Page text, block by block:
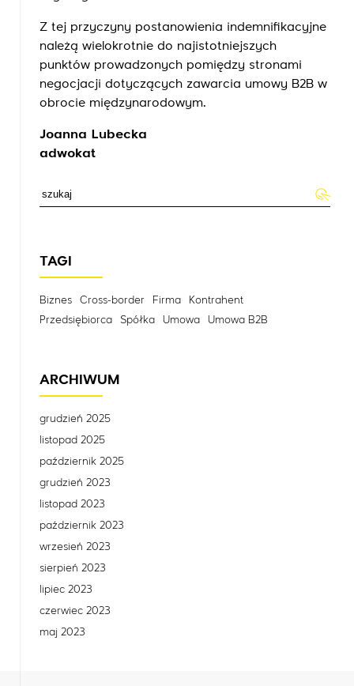
Z tej przyczyny postanowienia indemnifikacyjne
należą wielokrotnie do najistotniejszych
punktów prowadzonych pomiędzy stronami
negocjacji dotyczących zawarcia umowy B2B w
obrocie międzynarodowym.
Joanna Lubecka
adwokat
TAGI
Biznes Cross-border Firma
Kontrahent
Przedsiębiorca
Spółka Umowa Umowa B2B
ARCHIWUM
grudzień 2025
listopad 2025
październik 2025
grudzień 2023
listopad 2023
październik 2023
wrzesień 2023
sierpień 2023
lipiec 2023
czerwiec 2023
maj 2023